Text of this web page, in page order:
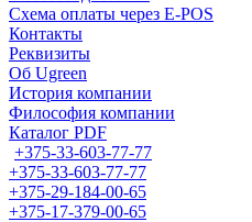
Схема оплаты через E-POS
Контакты
Реквизиты
Об Ugreen
История компании
Философия компании
Каталог PDF
+375-33-603-77-77
+375-33-603-77-77
+375-29-184-00-65
+375-17-379-00-65